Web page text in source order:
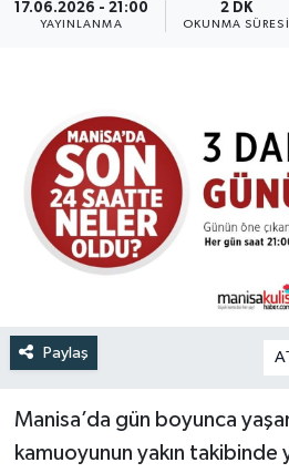
17.06.2026 - 21:00
YAYINLANMA
2 DK
OKUNMA SÜRESI
Paylaş A-
Manisa’da gün boyunca
kamuoyunun yakın takibinde
Yaşam